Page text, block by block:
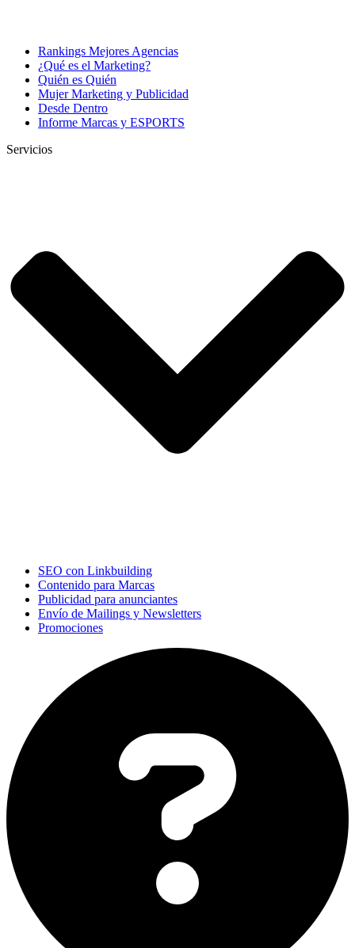
Rankings Mejores Agencias
¿Qué es el Marketing?
Quién es Quién
Mujer Marketing y Publicidad
Desde Dentro
Informe Marcas y ESPORTS
Servicios
SEO con Linkbuilding
Contenido para Marcas
Publicidad para anunciantes
Envío de Mailings y Newsletters
Promociones